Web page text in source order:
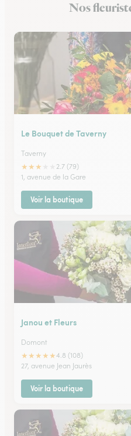
Fleuristes à Luzarches
Nos
Le Bouquet de Taverny
Taverny
★★★
2.7 (79)
1, avenue de la Gare
Voir la boutique
Janou et Fleurs
Domont
★★★★★4.8 (108)
27, avenue Jean Jaurès
Voir la boutique